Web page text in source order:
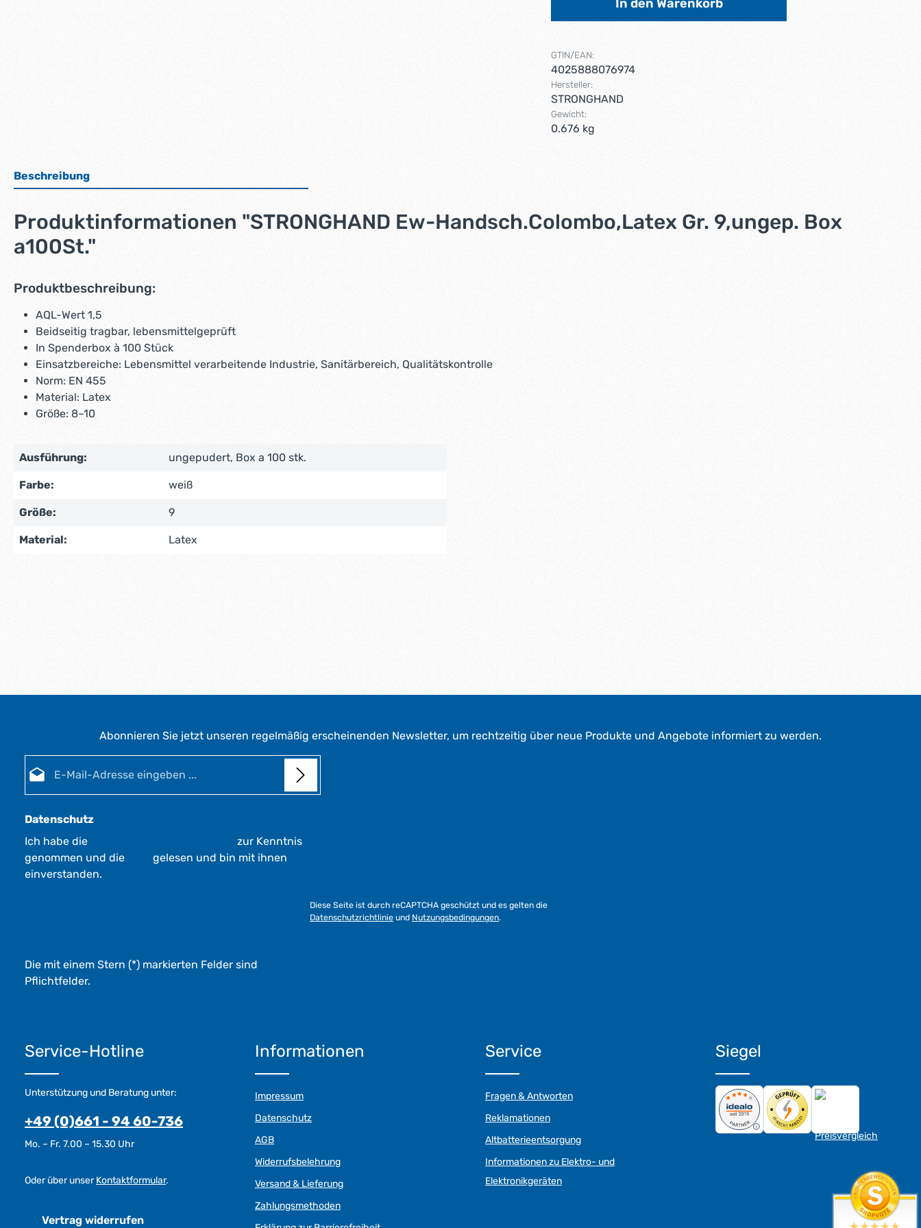
In den Warenkorb
GTIN/EAN:
4025888076974
Hersteller:
STRONGHAND
Gewicht:
0.676 kg
Beschreibung
Produktinformationen "STRONGHAND Ew-Handsch.Colombo,Latex Gr. 9,ungep. Box
a100St."
Produktbeschreibung:
AQL-Wert 1,5
Beidseitig tragbar, lebensmittelgeprüft
In Spenderbox à 100 Stück
Einsatzbereiche: Lebensmittel verarbeitende Industrie, Sanitärbereich, Qualitätskontrolle
Norm: EN 455
Material: Latex
Größe: 8–10
Ausführung: ungepudert, Box a 100 stk.
Farbe: weiß
Größe: 9
Material: Latex
Abonnieren Sie jetzt unseren regelmäßig erscheinenden Newsletter, um rechtzeitig über neue Produkte und Angebote informiert zu werden.
Datenschutz
Ich habe die
zur Kenntnis
genommen und die
gelesen und bin mit ihnen
einverstanden.
Diese Seite ist durch reCAPTCHA geschützt und es gelten die
Datenschutzrichtlinie und Nutzungsbedingungen.
Die mit einem Stern (*) markierten Felder sind
Pflichtfelder.
Service-Hotline
Unterstützung und Beratung unter:
+49 (0)661 - 94 60-736
Mo. – Fr. 7.00 – 15.30 Uhr
Oder über unserKontaktformular.
Vertrag widerrufen
Informationen
Impressum
Datenschutz
AGB
Widerrufsbelehrung
Versand & Lieferung
Zahlungsmethoden
Service
Fragen & Antworten
Reklamationen
Altbatterieentsorgung
Informationen zu Elektro- und
Elektronikgeräten
Siegel